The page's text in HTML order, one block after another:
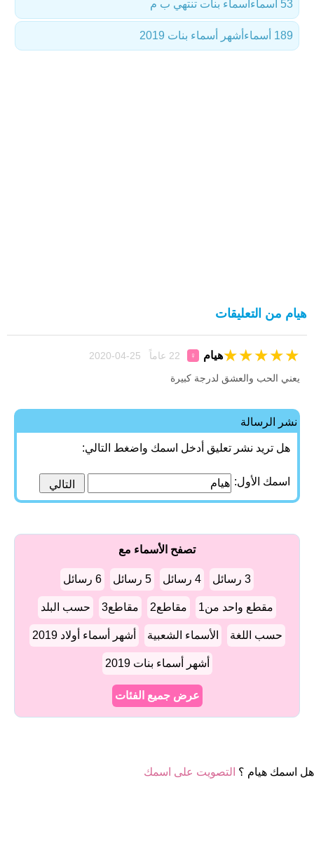
أسماء بنات تنتهي ب م 53 أسماء
أشهر أسماء بنات 2019 189 أسماء
هيام من التعليقات
هيام ♀ ★
★
★
★
★
يعني الحب والعشق لدرجة كبيرة
نشر الرسالة
هل تريد نشر تعليق أدخل اسمك واضغط التالي:
اسمك الأول:
تصفح الأسماء مع
3 رسائل 4 رسائل 5 رسائل 6 رسائل
مقطع واحد من1 مقاطع2 مقاطع3 حسب البلد
حسب اللغة الأسماء الشعبية أشهر أسماء أولاد 2019
أشهر أسماء بنات 2019
عرض جميع الفئات
هل اسمك هيام ؟ التصويت على اسمك